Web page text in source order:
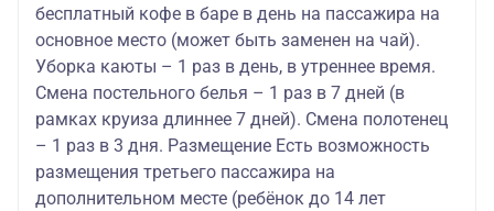
бесплатный кофе в баре в день на пассажира на
основное место (может быть заменен на чай).
Уборка каюты – 1 раз в день, в утреннее время.
Смена постельного белья – 1 раз в 7 дней (в
рамках круиза длиннее 7 дней). Смена полотенец
– 1 раз в 3 дня. Размещение Есть возможность
размещения третьего пассажира на
дополнительном месте (ребёнок до 14 лет